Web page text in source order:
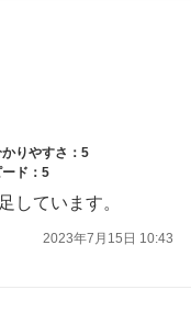
りやすさ：5
ド：5
しています。
2023年7月15日 10:43